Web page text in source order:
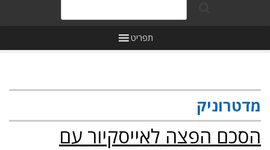
תפריט
מדטרוניק
הסכם הפצה לאייסקיור עם